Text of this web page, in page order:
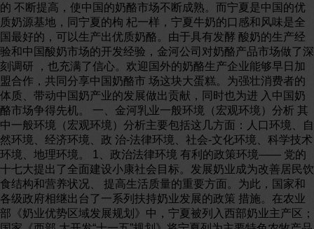
的 不断提高，使中国的奶酪市场不断成熟。而宁夏是中国的优
质奶源基地，同宁夏的枸 杞一样，宁夏牛奶的口感和风味是全
国最好的，可以生产出优质奶酪。由于具有发酵 酸奶的生产经
验和中国酸奶市场的开发经验，金河公司对奶酪产品市场做了深
刻调研 ，也充满了信心。欢迎国外的奶酪生产企业能够早日加
盟合作，共同分享中国奶酪市 场这块大蛋糕。为强壮消费者的
体质、带动中国奶产业的发展做出贡献，同时也为进 入中国奶
酪市场争得先机。 一、金河乳业一般环境（宏观环境）分析 其
中一般环境（宏观环境）分析主要包括这几方面：人口环境、自
然环境、经济环境、政 治-法律环境、社会-文化环境、科学技术
环境、地理环境。 1、政治法律环境 有利的政策环境—— 党的
十七大提出了全面建设小康社会目标。发展奶业成为改善居民饮
食结构和营养状况、 提高生活质量的重要方面。为此，国家和
各级政府相继出台了一系列扶持奶业发展的政策 措施。在农业
部《奶业优势区域发展规划》中，宁夏被列入西部奶业主产区；